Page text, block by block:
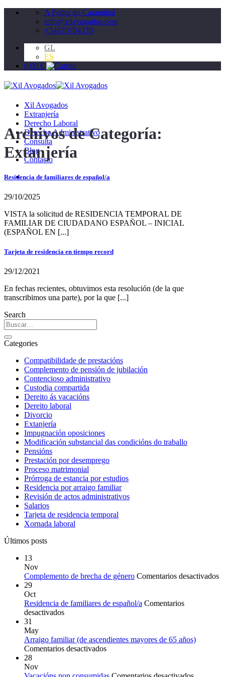
Saltar
A Pobra do Caramiñal
info@xilavogados.com
+34670704370
GL
ES
0,00 €
Xil Avogados
Extranjería
Derecho Laboral
Derecho Administrativo
Consulta
Blog
Contacto
Archivos de Categoría:
Extanjería
Residencia de familiares de español/a
29/10/2025
VISTA la solicitud de RESIDENCIA TEMPORAL DE
FAMILIAR DE CIUDADANO ESPAÑOL – INICIAL
(ESPAÑOL EN [...]
Tarjeta de residencia en tiempo record
29/12/2021
En fechas recientes, obtuvimos esta resolución (de la que
transcribimos una parte), por la que [...]
Search
Categories
Compatibilidade de prestacións
Complemento de pensión de jubilación
Contencioso administrativo
Custodia compartida
Dereito ás vacacións
Dereito laboral
Divorcio
Extanjería
Impugnación oposiciones
Modificación substancial das condicións do traballo
Pensións
Prestación por desemprego
Proceso matrimonial
Prórroga de estancia por estudios
Residencia por arraigo familiar
Revisión de actos administrativos
Salarios
Tarjeta de residencia temporal
Xornada laboral
Últimos posts
13
Nov
Complemento de brecha de género Comentarios desactivados
29
Oct
Residencia de familiares de español/a Comentarios
desactivadosen
familiares
de
31
May
Arraigo familiar (de ascendientes mayores de 65 años)
Comentarios desactivadosen
28
Nov